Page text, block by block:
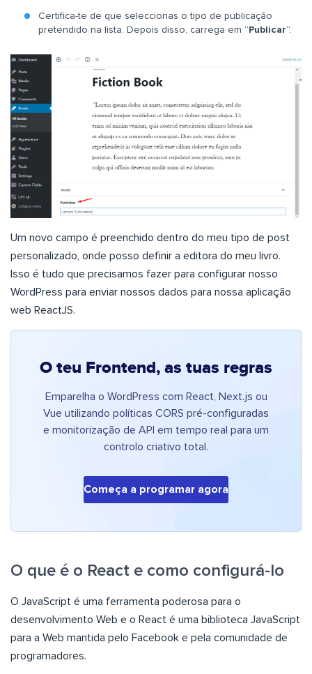
Certifica-te de que seleccionas o tipo de publicação
pretendido na lista. Depois disso, carrega em “ Publicar“.
Um novo campo é preenchido dentro do meu tipo de post
personalizado, onde posso definir a editora do meu livro.
Isso é tudo que precisamos fazer para configurar nosso
WordPress para enviar nossos dados para nossa aplicação
web ReactJS.
O teu Frontend, as tuas regras
Emparelha o WordPress com React, Next.js ou
Vue utilizando políticas CORS pré-configuradas
e monitorização de API em tempo real para um
controlo criativo total.
Começa a programar agora
O que é o React e como configurá-lo
O JavaScript é uma ferramenta poderosa para o
desenvolvimento Web e o React é uma biblioteca JavaScript
para a Web mantida pelo Facebook e pela comunidade de
programadores.